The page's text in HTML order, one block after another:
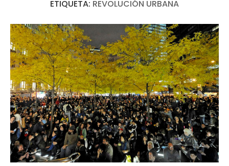
ETIQUETA: REVOLUCIÓN URBANA